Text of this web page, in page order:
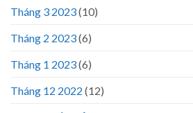
Tháng 3 2023(10)
Tháng 2 2023(6)
Tháng 1 2023(6)
Tháng 12 2022 (12)